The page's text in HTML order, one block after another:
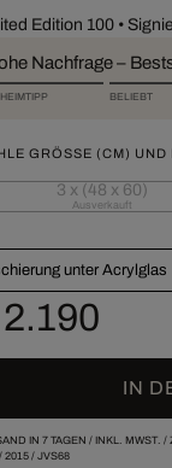
Edition 100•
Nachfrage –
BELIEBT
GRÖSSE (CM) UND
3 x (48 x 60)
Ausverkauft
unter Acrylglas
IN
IN 7 TAGEN / INKL. MWST. /
2015/ JVS68